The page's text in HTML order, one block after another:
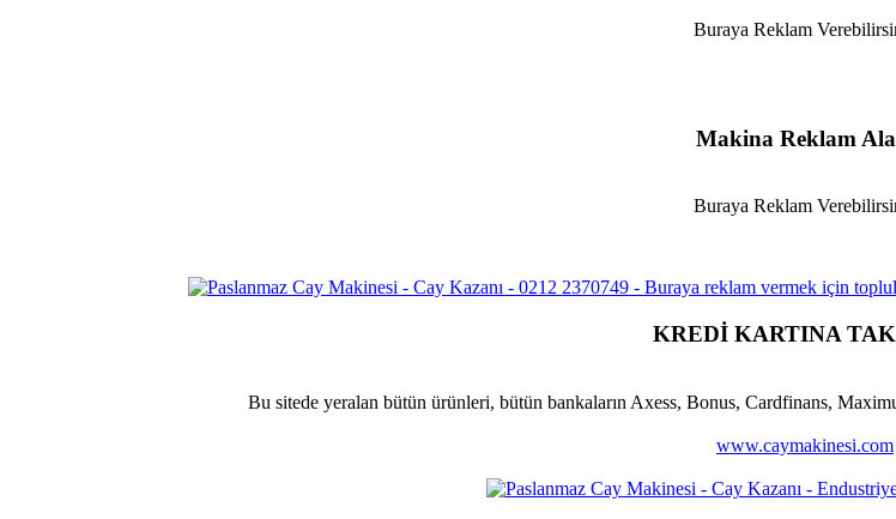
Buraya Reklam
Makina Reklam
Buraya Reklam
KREDİ KARTINA
Bu sitede yeralan bütün ürünleri, bütün bankaların Axess, Bonus, Cardfinans,
www.caymakinesi.com